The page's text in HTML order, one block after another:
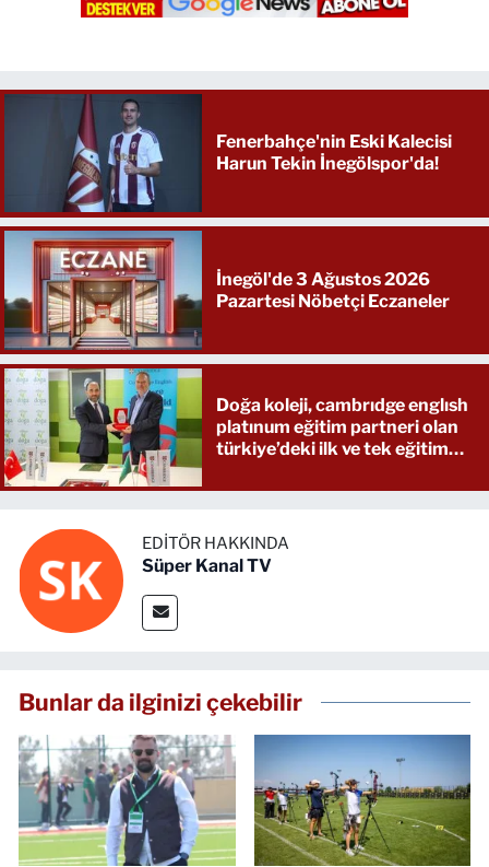
Fenerbahçe'nin Eski Kalecisi
Harun Tekin İnegölspor'da!
İnegöl'de 3 Ağustos 2026
Pazartesi Nöbetçi Eczaneler
Doğa koleji, cambrıdge englısh
platınum eğitim partneri olan
türkiye’deki ilk ve tek eğitim
EDITÖR HAKKINDA
Süper Kanal TV
Bunlar da ilginizi çekebilir